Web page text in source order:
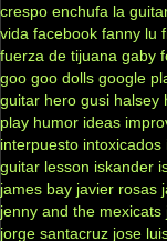
crespo enchufa la
vida facebook fanny lu
fuerza de tijuana gaby
goo goo dolls google
guitar hero gusi halsey
play humor ideas
interpuesto intoxicados
guitar lesson iskander
james bay javier rosas
jenny and the mexicats
jorge santacruz jose